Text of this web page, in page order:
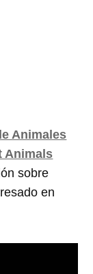
Animales
Animals
sobre
en